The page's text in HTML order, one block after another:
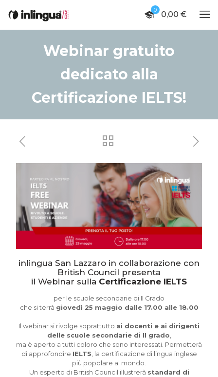
0 0,00 €
Webinar gratuito
dedicato alla
Certificazione IELTS!
inlingua San Lazzaro in collaborazione con
British Council presenta
il Webinar sulla Certificazione IELTS
per le scuole secondarie di II Grado
che si terrà giovedì 25 maggio dalle 17.00 alle 18.00
Il webinar si rivolge soprattutto ai docenti e ai dirigenti
delle scuole secondarie di II grado
ma è aperto a tutti coloro che sono interessati. Permetterà
di approfondire IELTS , la certificazione di lingua inglese
più popolare al mondo.
Un esperto di British Council illustrerà standard di